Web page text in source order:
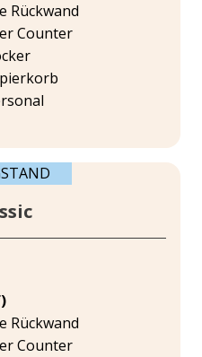
Rückwand
Counter
Rückwand
Counter